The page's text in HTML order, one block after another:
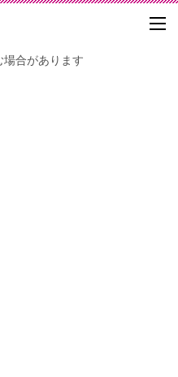
合があります